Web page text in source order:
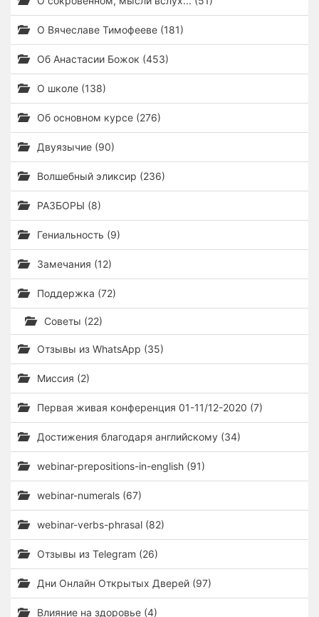
О Вячеславе Тимофееве (181)
Об Анастасии Божок (453)
О школе (138)
Об основном курсе (276)
Двуязычие (90)
Волшебный эликсир (236)
РАЗБОРЫ (8)
Гениальность (9)
Замечания (12)
Поддержка (72)
Советы (22)
Отзывы из WhatsApp (35)
Миссия (2)
Первая живая конференция 01-11/12-2020 (7)
Достижения благодаря английскому (34)
webinar-prepositions-in-english (91)
webinar-numerals (67)
webinar-verbs-phrasal (82)
Отзывы из Telegram (26)
Дни Онлайн Открытых Дверей (97)
Влияние на здоровье (4)